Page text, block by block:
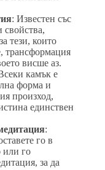
: Известен със
тези, които
трансформация
висше аз.
камък е
форма и
произход,
единствен
:
го в
или го
за да